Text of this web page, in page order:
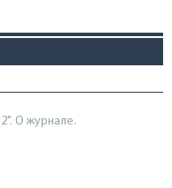
О журнале.